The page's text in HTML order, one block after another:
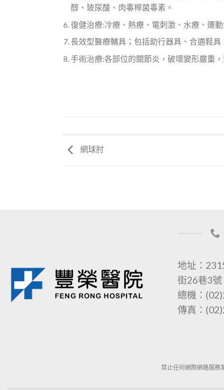
醇、玻尿酸、肉毒桿菌毒素。
復健治療:冷療、熱療、電刺激、水療、運
長效型醫療輔具；包括助行器具、合適鞋具
手術治療:各部位的關節炎，破壞變形嚴重
網球肘
地址：
街26巷3號
總機：
傳真：
禁止任何網際網路服務